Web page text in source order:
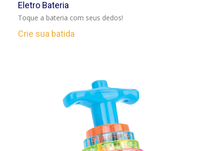
Eletro Bateria
Toque a bateria com seus dedos!
Crie sua batida